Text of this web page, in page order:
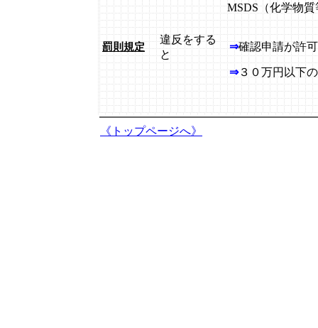
MSDS（化学物質等安全
罰則規定
違反をする
と
⇒確認申請が許
⇒３０万円以下
＜対象
《トップページへ》